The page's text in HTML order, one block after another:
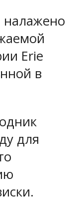
налажено
Erie
в
для